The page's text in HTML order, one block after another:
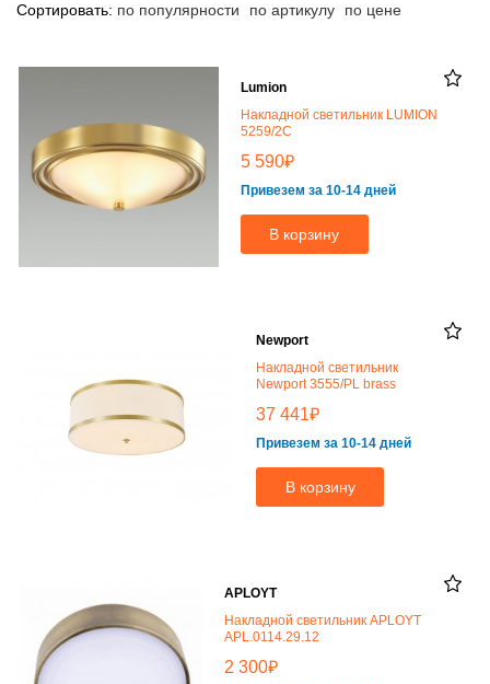
Сортировать: по популярности по артикулу по цене
Lumion
Накладной светильник LUMION
5259/2C
5 590₽
Привезем за 10-14 дней
В корзину
Newport
Накладной светильник
Newport 3555/PL brass
37 441₽
Привезем за 10-14 дней
В корзину
APLOYT
Накладной светильник APLOYT
APL.0114.29.12
2 300₽